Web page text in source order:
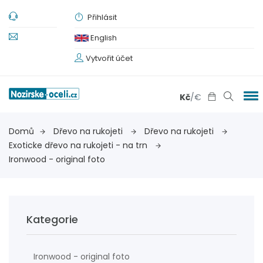
Přihlásit
English
Vytvořit účet
Kč/€
Domů Dřevo na rukojeti
Dřevo na rukojeti
Exoticke dřevo na rukojeti - na trn
Ironwood - original foto
Kategorie
Ironwood - original foto